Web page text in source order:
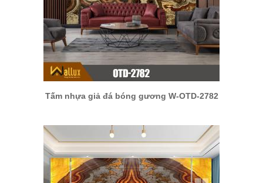
Tấm nhựa giả đá bóng gương W-OTD-2782